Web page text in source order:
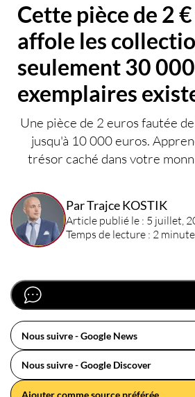
Cette pièce de 2
affole les
seulement 30 000
exemplaires
Une pièce de 2 euros fautée
jusqu'à 10 000 euros.
trésor caché dans votre
Par Trajce KOSTIK
Article publié le : 5 juillet,
Temps de lecture : 2
Nous suivre - Google News
Nous suivre - Google Discover